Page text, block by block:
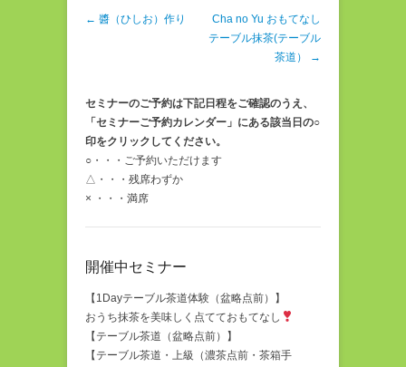
投稿ナビゲーション
← 醬（ひしお）作り
Cha no Yu おもてなし
テーブル抹茶(テーブル
茶道）
→
セミナーのご予約は下記日程をご確認のうえ、
「セミナーご予約カレンダー」にある該当日の○
印をクリックしてください。
○・・・ご予約いただけます
△・・・残席わずか
× ・・・満席
開催中セミナー
【1Dayテーブル茶道体験（盆略点前）】
おうち抹茶を美味しく点てておもてなし
【テーブル茶道（盆略点前）】
【テーブル茶道・上級（濃茶点前・茶箱手